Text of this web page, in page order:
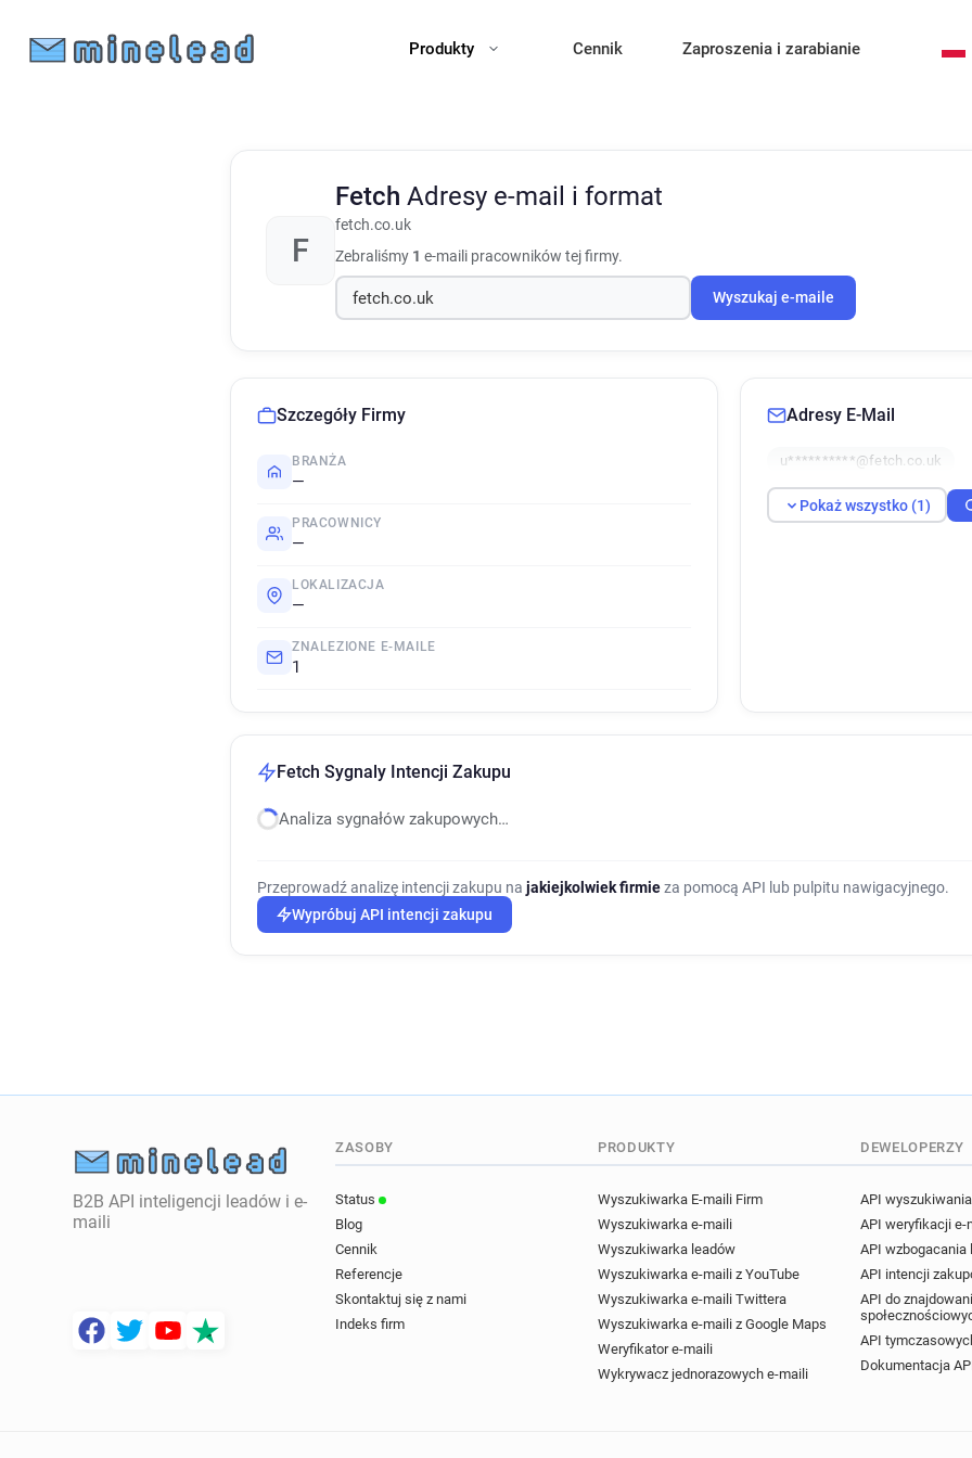
Produkty Cennik Zaproszenia i zarabianie
F
Fetch Adresy e-mail i format
fetch.co.uk
Zebraliśmy 1 e-maili pracowników tej firmy.
Wyszukaj e-maile
Szczegóły Firmy
BRANŻA
—
PRACOWNICY
—
LOKALIZACJA
—
ZNALEZIONE E-MAILE
1
Adresy E-Mail
u**********@fetch.co.uk
Pokaż wszystko (1)
Fetch Sygnaly Intencji Zakupu
Analiza sygnałów zakupowych…
Przeprowadź analizę intencji zakupu na jakiejkolwiek firmieza pomocą API lub pulpitu nawigacyjnego.
Wypróbuj API intencji zakupu
B2B API inteligencji leadów i e-
maili
ZASOBY
Status
Blog
Cennik
Referencje
Skontaktuj się z nami
Indeks firm
PRODUKTY
Wyszukiwarka E-maili Firm
Wyszukiwarka e-maili
Wyszukiwarka leadów
Wyszukiwarka e-maili z YouTube
Wyszukiwarka e-maili Twittera
Wyszukiwarka e-maili z Google Maps
Weryfikator e-maili
Wykrywacz jednorazowych e-maili
DEWELOPERZY
API
API weryfikacji e-
API wzbogacania
API intencji
API do
API
Dokumentacja